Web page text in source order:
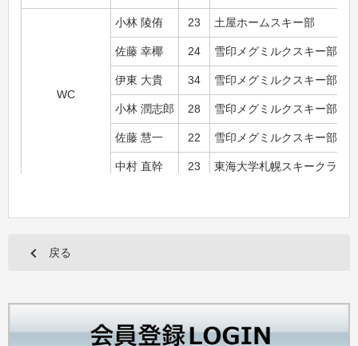
WC
小林 陵侑 23 土屋ホームスキー部
佐藤 幸椰 24 雪印メグミルクスキー部
伊東 大貴 34 雪印メグミルクスキー部
小林 潤志郎 28 雪印メグミルクスキー部
佐藤 慧一 22 雪印メグミルクスキー部
中村 直幹 23 東海大学札幌スキークラブ
二階堂 蓮 18 下川商業高校
戻る